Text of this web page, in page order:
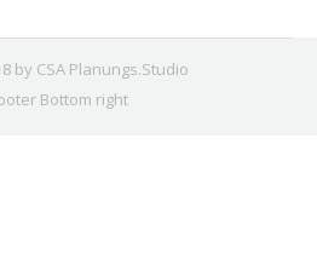
by CSA Planungs.Studio
Bottom right